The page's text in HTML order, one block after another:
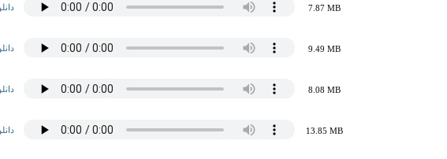
7.87 MB
9.49 MB
8.08 MB
13.85 MB